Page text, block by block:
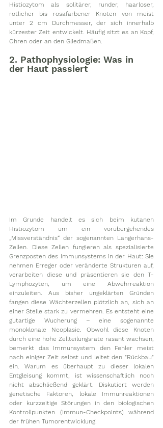
Histiozytom als solitärer, runder, haarloser,
rötlicher bis rosafarbener Knoten von meist
unter 2 cm Durchmesser, der sich innerhalb
kürzester Zeit entwickelt. Häufig sitzt es an Kopf,
Ohren oder an den Gliedmaßen.
2. Pathophysiologie: Was in
der Haut passiert
Im Grunde handelt es sich beim kutanen
Histiozytom um ein vorübergehendes
„Missverständnis“ der sogenannten Langerhans-
Zellen. Diese Zellen fungieren als spezialisierte
Grenzposten des Immunsystems in der Haut: Sie
nehmen Erreger oder veränderte Strukturen auf,
verarbeiten diese und präsentieren sie den T-
Lymphozyten, um eine Abwehrreaktion
einzuleiten. Aus bisher ungeklärten Gründen
fangen diese Wächterzellen plötzlich an, sich an
einer Stelle stark zu vermehren. Es entsteht eine
gutartige Wucherung – eine sogenannte
monoklonale Neoplasie. Obwohl diese Knoten
durch eine hohe Zellteilungsrate rasant wachsen,
bemerkt das Immunsystem den Fehler meist
nach einiger Zeit selbst und leitet den "Rückbau"
ein. Warum es überhaupt zu dieser lokalen
Entgleisung kommt, ist wissenschaftlich noch
nicht abschließend geklärt. Diskutiert werden
genetische Faktoren, lokale Immunreaktionen
oder kurzzeitige Störungen in den biologischen
Kontrollpunkten (Immun-Checkpoints) während
der frühen Tumorentwicklung.